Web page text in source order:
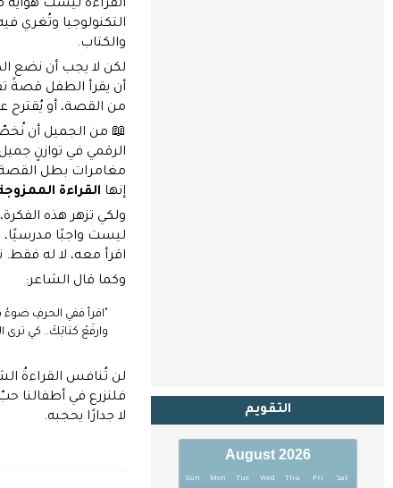
التقويم
August 2026
Sun Mon Tue Wed Thu Fri Sat
القراءة ليست هواية
التكنولوجيا وتُغري
والكتاب.
لكن لا يجب أن نضع
أن يقرأ الطفل قصةً
من القصة، أو يُقترح
📖 من الجميل أن
الرقمي في توازنٍ
مغامرات بطل
إنها القراءة
ولكي تزهر هذه
ليست واجبًا مدرسيًا،
اقرأ معه، لا له فقط.
وكما قال الشاعر:
"اقرأ ففي الحرفِ ضوءُ
وارفَعْ كتابَكَ.. كي ترى
لن تُنافس القراءةُ
فلنزرع في أطفالنا
لا جدارًا يحجبه.